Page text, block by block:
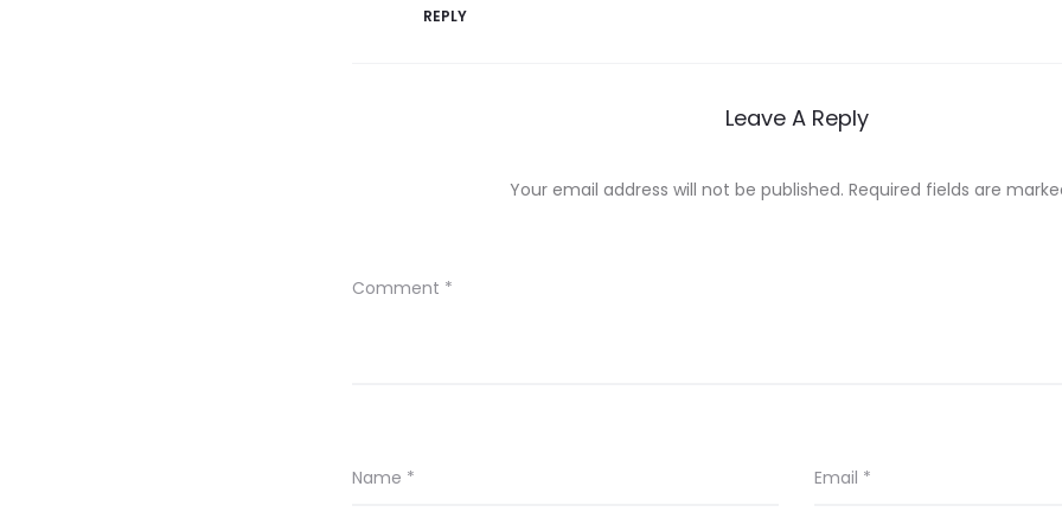
REPLY
Leave A Reply
Your email address will not be published. Required fields are
Comment *
Name * Email *